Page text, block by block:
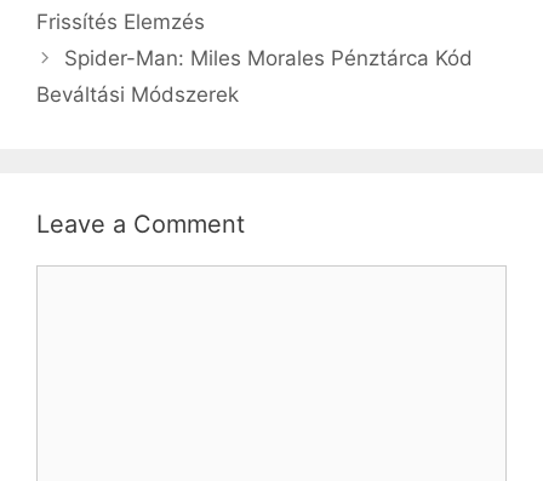
Frissítés Elemzés
Spider-Man: Miles Morales Pénztárca Kód
Beváltási Módszerek
Leave a Comment